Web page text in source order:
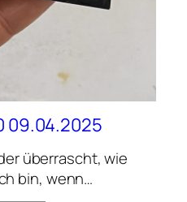
09.04.2025
überrascht, wie
bin, wenn…